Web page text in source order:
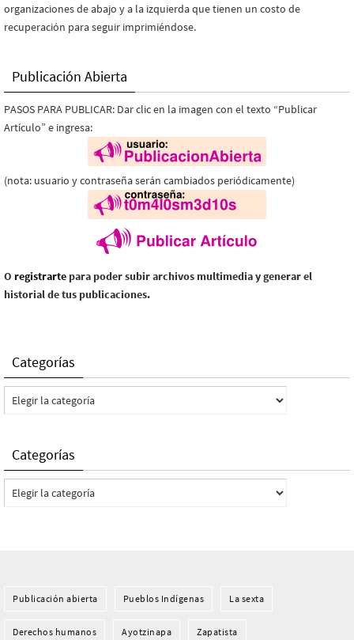
organizaciones de abajo y a la izquierda que tienen un costo de
recuperación para seguir imprimiéndose.
Publicación Abierta
PASOS PARA PUBLICAR: Dar clic en la imagen con el texto “Publicar
Artículo” e ingresa:
(nota: usuario y contraseña serán cambiados periódicamente)
O registrarte para poder subir archivos multimedia y generar el
historial de tus publicaciones.
Categorías
Categorías
Categorías
Categorías
Publicación abierta Pueblos Indí­genas La sexta
Derechos humanos Ayotzinapa Zapatista